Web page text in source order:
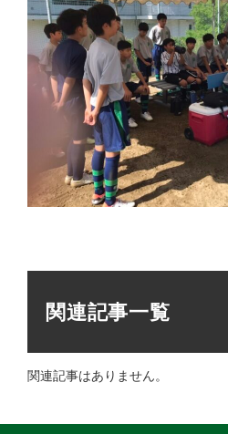
関連記事一覧
関連記事はありません。